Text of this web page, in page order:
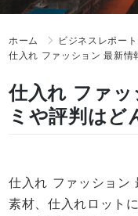
ホーム
ビジネスレポート
仕入れ ファッション 最新情
仕入れ ファ
ミや評判はど
仕入れ ファッション
素材、仕入れロット